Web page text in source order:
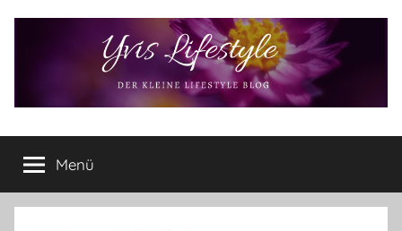
Yvis
Lifestyle
Lifestyle
Blog
–
Menü